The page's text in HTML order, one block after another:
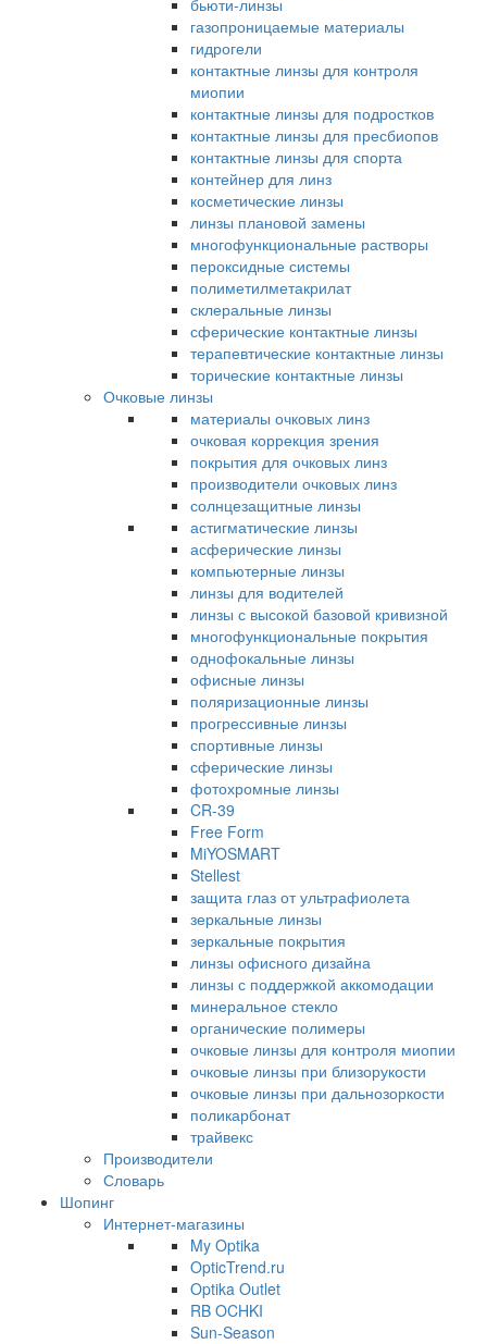
бьюти-линзы
газопроницаемые материалы
гидрогели
контактные линзы для контроля
миопии
контактные линзы для подростков
контактные линзы для пресбиопов
контактные линзы для спорта
контейнер для линз
косметические линзы
линзы плановой замены
многофункциональные растворы
пероксидные системы
полиметилметакрилат
склеральные линзы
сферические контактные линзы
терапевтические контактные линзы
торические контактные линзы
Очковые линзы
материалы очковых линз
очковая коррекция зрения
покрытия для очковых линз
производители очковых линз
солнцезащитные линзы
астигматические линзы
асферические линзы
компьютерные линзы
линзы для водителей
линзы с высокой базовой кривизной
многофункциональные покрытия
однофокальные линзы
офисные линзы
поляризационные линзы
прогрессивные линзы
спортивные линзы
сферические линзы
фотохромные линзы
CR-39
Free Form
MiYOSMART
Stellest
защита глаз от ультрафиолета
зеркальные линзы
зеркальные покрытия
линзы офисного дизайна
линзы с поддержкой аккомодации
минеральное стекло
органические полимеры
очковые линзы для контроля миопии
очковые линзы при близорукости
очковые линзы при дальнозоркости
поликарбонат
трайвекс
Производители
Словарь
Шопинг
Интернет-магазины
My Optika
OpticTrend.ru
Optika Outlet
RB OCHKI
Sun-Season